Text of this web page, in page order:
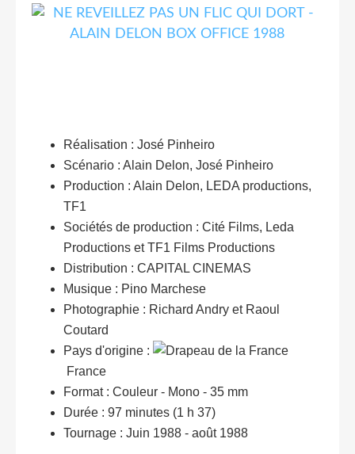
Réalisation : José Pinheiro
Scénario : Alain Delon, José Pinheiro
Production : Alain Delon, LEDA productions,
TF1
Sociétés de production : Cité Films, Leda
Productions et TF1 Films Productions
Distribution : CAPITAL CINEMAS
Musique : Pino Marchese
Photographie : Richard Andry et Raoul
Coutard
Pays d'origine :
France
Format : Couleur - Mono - 35 mm
Durée : 97 minutes (1 h 37)
Tournage : Juin 1988 - août 1988